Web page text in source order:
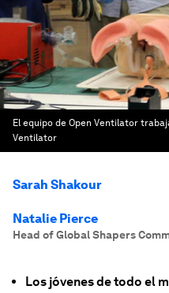
El equipo de Open Ventilator
Ventilator
Sarah Shakour
Natalie Pierce
Head of Global Shapers
Los jóvenes de todo el